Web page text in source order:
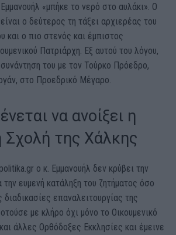
«μπήκε το νερό στο αυλάκι». Ο
ο δεύτερος τη τάξει αρχιερέας του
και ο πιο στενός και έμπιστος
Πατριάρχη. Εξ αυτού του λόγου,
του με τον Τούρκο Πρόεδρο,
στο Προεδρικό Μέγαρο.
να ανοίξει η
Σχολή της Χάλκης
ο κ. Εμμανουήλ δεν κρύβει την
την ευμενή κατάληξη του ζητήματος όσο
διαδικασίες επαναλειτουργίας της
με κλήρο όχι μόνο το Οικουμενικό
άλλες Ορθόδοξες Εκκλησίες και έμεινε